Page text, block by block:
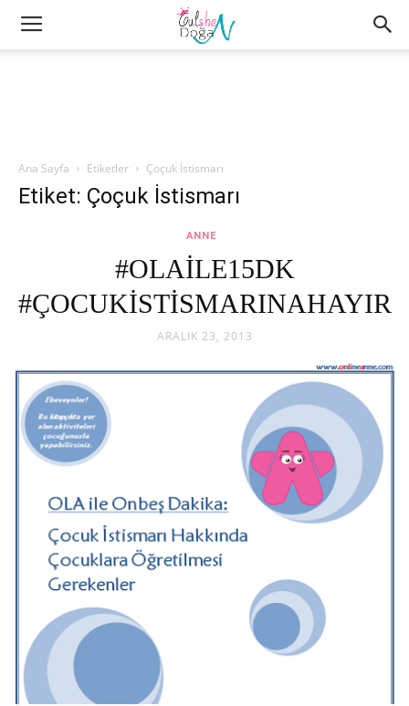
Ana Sayfa Etiketler Çoçuk İstismarı
Etiket: Çoçuk İstismarı
ANNE
#OLAİLE15DK
#ÇOCUKİSTİSMARINAHAYIR
ARALIK 23, 2013